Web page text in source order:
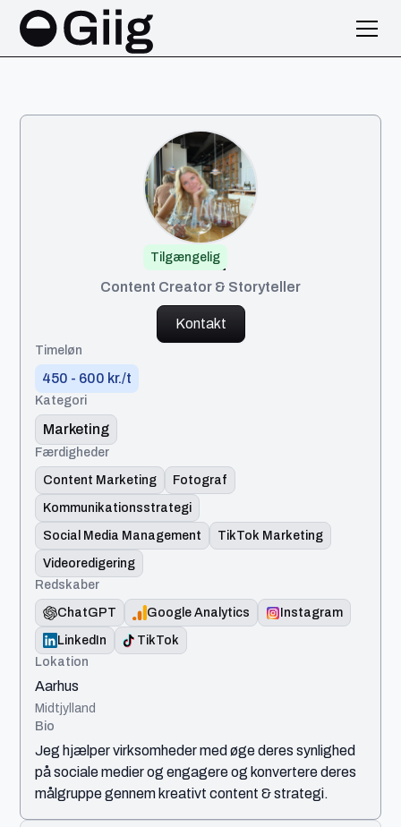
Tilgængelig
Maria
Content Creator & Storyteller
Kontakt
Timeløn
450 - 600 kr./t
Kategori
Marketing
Færdigheder
Content Marketing
Fotograf
Kommunikationsstrategi
Social Media Management
TikTok Marketing
Videoredigering
Redskaber
ChatGPT
Google Analytics
Instagram
LinkedIn
TikTok
Lokation
Aarhus
Midtjylland
Bio
Jeg hjælper virksomheder med øge deres synlighed
på sociale medier og engagere og konvertere deres
målgruppe gennem kreativt content & strategi.